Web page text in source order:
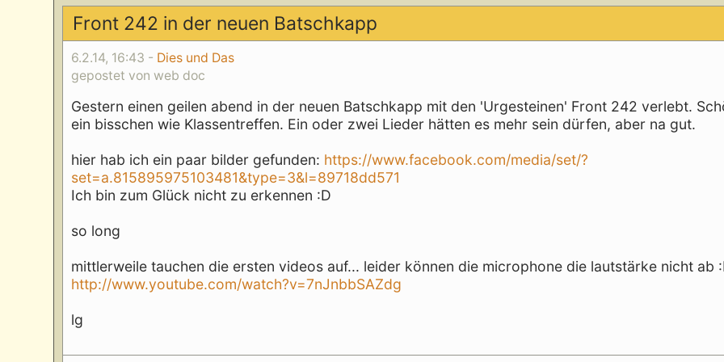
Front 242 in der neuen Batschkapp
6.2.14, 16:43 - Dies und Das
gepostet von web doc
Gestern einen geilen abend in der neuen Batschkapp mit den 'Urgesteinen' Front 242 verlebt.
ein bisschen wie Klassentreffen. Ein oder zwei Lieder hätten es mehr sein dürfen, aber na gut.
hier hab ich ein paar bilder gefunden: https://www.facebook.com/media/set/?
set=a.815895975103481&type=3&l=89718dd571
Ich bin zum Glück nicht zu erkennen :D
so long
mittlerweile tauchen die ersten videos auf... leider können die microphone die lautstärke nicht ab
http://www.youtube.com/watch?v=7nJnbbSAZdg
lg